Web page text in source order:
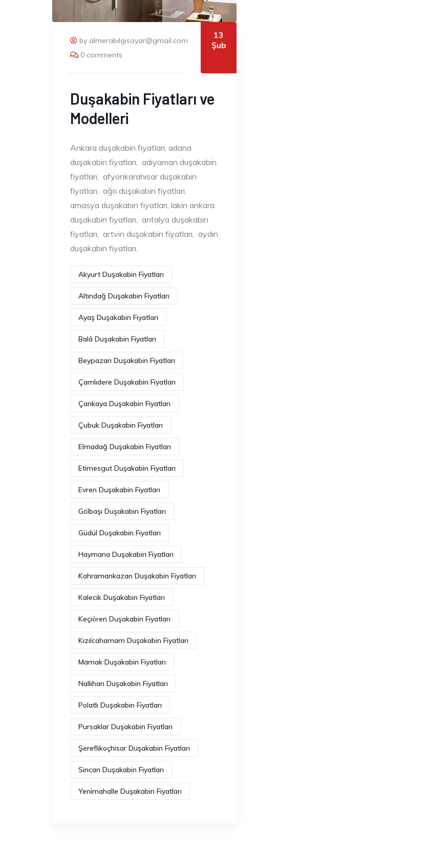
by almerabilgisayar@gmail.com
0 comments
13
Şub
Duşakabin Fiyatları ve
Modelleri
Ankara duşakabin fiyatları, adana
duşakabin fiyatları, adıyaman duşakabin
fiyatları, afyonkarahisar duşakabin
fiyatları, ağrı duşakabin fiyatları,
amasya duşakabin fiyatları, lakin ankara
duşakabin fiyatları, antalya duşakabin
fiyatları, artvin duşakabin fiyatları, aydın
duşakabin fiyatları,
Akyurt Duşakabin Fiyatları
Altındağ Duşakabin Fiyatları
Ayaş Duşakabin Fiyatları
Balâ Duşakabin Fiyatları
Beypazarı Duşakabin Fiyatları
Çamlıdere Duşakabin Fiyatları
Çankaya Duşakabin Fiyatları
Çubuk Duşakabin Fiyatları
Elmadağ Duşakabin Fiyatları
Etimesgut Duşakabin Fiyatları
Evren Duşakabin Fiyatları
Gölbaşı Duşakabin Fiyatları
Güdül Duşakabin Fiyatları
Haymana Duşakabin Fiyatları
Kahramankazan Duşakabin Fiyatları
Kalecik Duşakabin Fiyatları
Keçiören Duşakabin Fiyatları
Kızılcahamam Duşakabin Fiyatları
Mamak Duşakabin Fiyatları
Nallıhan Duşakabin Fiyatları
Polatlı Duşakabin Fiyatları
Pursaklar Duşakabin Fiyatları
Şereflikoçhisar Duşakabin Fiyatları
Sincan Duşakabin Fiyatları
Yenimahalle Duşakabin Fiyatları